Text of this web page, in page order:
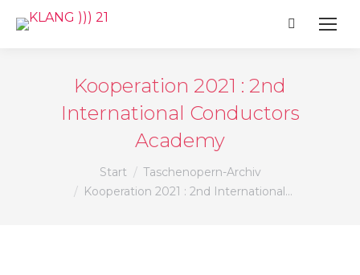
Search:
Kooperation 2021 : 2nd
International Conductors
Academy
Sie befinden sich hier:
Start
Taschenopern-Archiv
Kooperation 2021 : 2nd International…